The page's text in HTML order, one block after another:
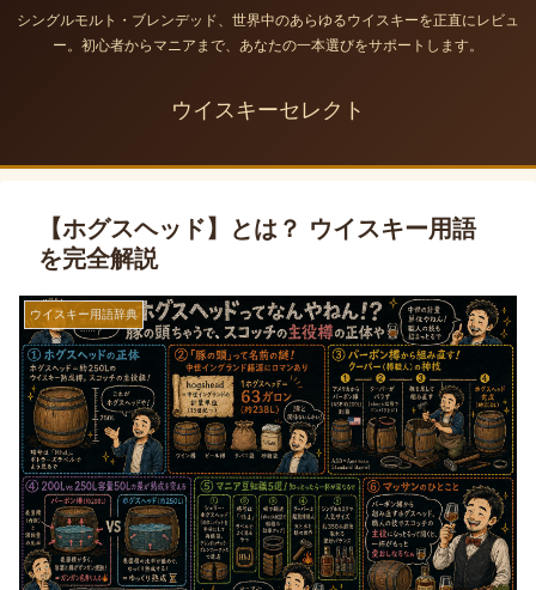
シングルモルト・ブレンデッド、世界中のあらゆるウイスキーを正直にレビュ
ー。初心者からマニアまで、あなたの一本選びをサポートします。
ウイスキーセレクト
【ホグスヘッド】とは？ ウイスキー用語
を完全解説
ウイスキー用語辞典